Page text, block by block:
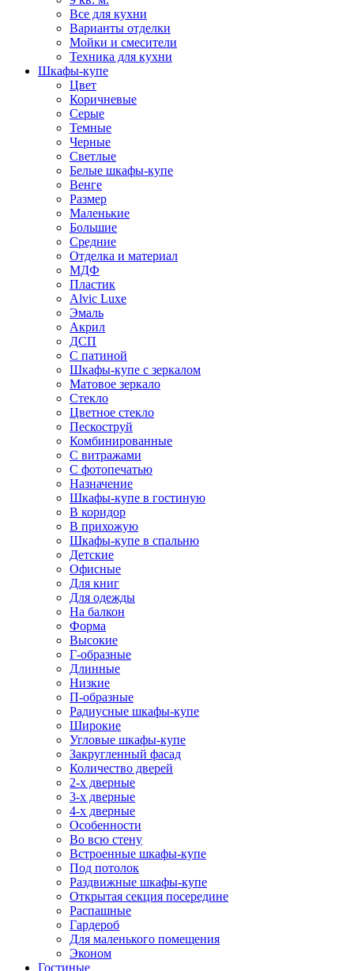
Все для кухни
Варианты отделки
Мойки и смесители
Техника для кухни
Шкафы-купе
Цвет
Коричневые
Серые
Темные
Черные
Светлые
Белые шкафы-купе
Венге
Размер
Маленькие
Большие
Средние
Отделка и материал
МДФ
Пластик
Alvic Luxe
Эмаль
Акрил
ДСП
С патиной
Шкафы-купе с зеркалом
Матовое зеркало
Стекло
Цветное стекло
Пескоструй
Комбинированные
С витражами
С фотопечатью
Назначение
Шкафы-купе в гостиную
В коридор
В прихожую
Шкафы-купе в спальню
Детские
Офисные
Для книг
Для одежды
На балкон
Форма
Высокие
Г-образные
Длинные
Низкие
П-образные
Радиусные шкафы-купе
Широкие
Угловые шкафы-купе
Закругленный фасад
Количество дверей
2-х дверные
3-х дверные
4-х дверные
Особенности
Во всю стену
Встроенные шкафы-купе
Под потолок
Раздвижные шкафы-купе
Открытая секция посередине
Распашные
Гардероб
Для маленького помещения
Эконом
Гостиные